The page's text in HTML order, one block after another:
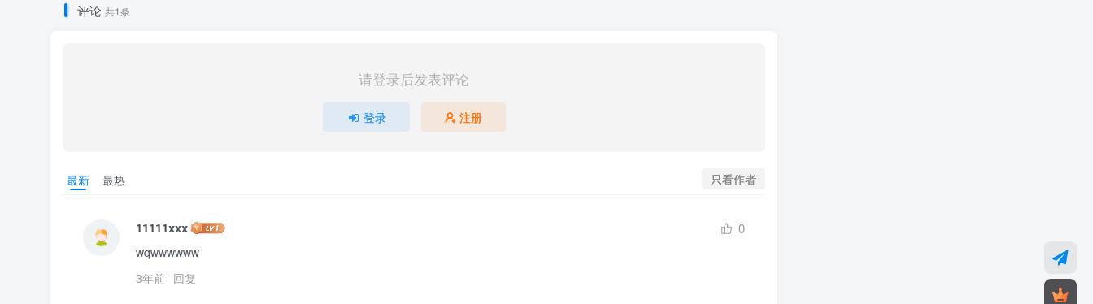
评论 共1条
请登录后发表评论
登录 注册
最新 最热 只看作者
11111xxx 0
wqwwwwww
3年前 回复